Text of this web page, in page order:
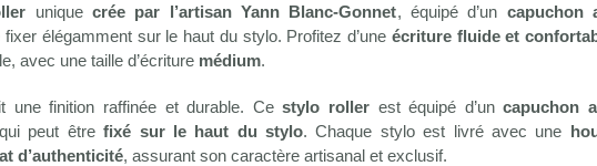
uniquecrée par l’artisan Yann Blanc-Gonnet, équipé d’un capuchon
élégamment sur le haut du stylo. Profitez d’une écriture fluide et
avec une taille d’écriture médium.
une finition raffinée et durable. Cestylo roller est équipé d’uncapuchon
qui peut êtrefixé sur le haut du stylo. Chaque stylo est livré avec une
d’authenticité, assurant son caractère artisanal et exclusif.